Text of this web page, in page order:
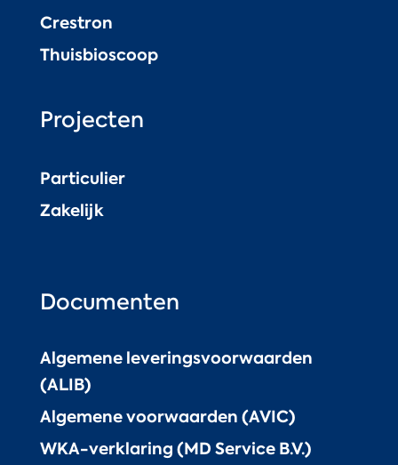
Crestron
Thuisbioscoop
Projecten
Particulier
Zakelijk
Documenten
Algemene leveringsvoorwaarden
(ALIB)
Algemene voorwaarden (AVIC)
WKA-verklaring (MD Service B.V.)